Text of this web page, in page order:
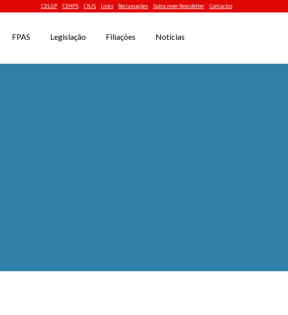
CDLGP CDHPS CNJS Links Reclamações Subscrever Newsletter Contactos
FPAS Legislação Filiações Notícias